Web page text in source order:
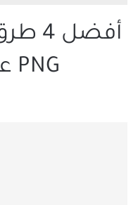
PNG على iPhone